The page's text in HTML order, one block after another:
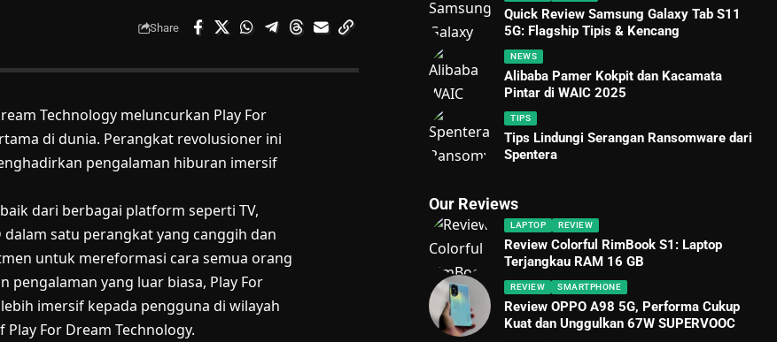
Share
Technology meluncurkan Play For
di dunia. Perangkat revolusioner ini
pengalaman hiburan imersif
dari berbagai platform seperti TV,
satu perangkat yang canggih dan
untuk mereformasi cara semua orang
yang luar biasa, Play For
imersif kepada pengguna di wilayah
Play For Dream Technology.
Quick Review Samsung Galaxy Tab S11
5G: Flagship Tipis & Kencang
NEWS
Alibaba Pamer Kokpit dan Kacamata
Pintar di WAIC 2025
TIPS
Tips Lindungi Serangan Ransomware dari
Spentera
Our Reviews
LAPTOP REVIEW
Review Colorful RimBook S1: Laptop
Terjangkau RAM 16 GB
REVIEW SMARTPHONE
Review OPPO A98 5G, Performa Cukup
Kuat dan Unggulkan 67W SUPERVOOC